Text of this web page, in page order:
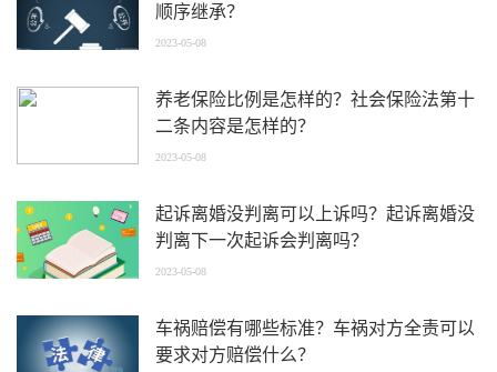
顺序继承？
2023-05-08
养老保险比例是怎样的？社会保险法第十
二条内容是怎样的？
2023-05-08
起诉离婚没判离可以上诉吗？起诉离婚没
判离下一次起诉会判离吗？
2023-05-08
车祸赔偿有哪些标准？车祸对方全责可以
要求对方赔偿什么？